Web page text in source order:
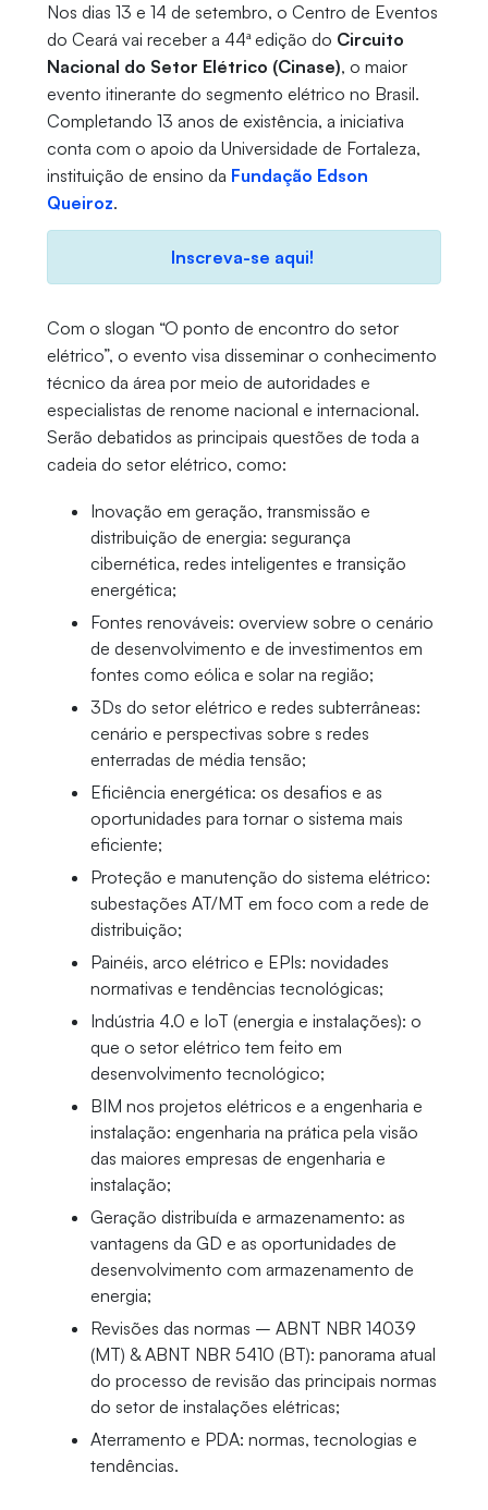
Nos dias 13 e 14 de setembro, o Centro de Eventos
do Ceará vai receber a 44ª edição do Circuito
Nacional do Setor Elétrico (Cinase), o maior
evento itinerante do segmento elétrico no Brasil.
Completando 13 anos de existência, a iniciativa
conta com o apoio da Universidade de Fortaleza,
instituição de ensino da Fundação Edson
Queiroz.
Inscreva-se aqui!
Com o slogan “O ponto de encontro do setor
elétrico”, o evento visa disseminar o conhecimento
técnico da área por meio de autoridades e
especialistas de renome nacional e internacional.
Serão debatidos as principais questões de toda a
cadeia do setor elétrico, como:
Inovação em geração, transmissão e
distribuição de energia: segurança
cibernética, redes inteligentes e transição
energética;
Fontes renováveis: overview sobre o cenário
de desenvolvimento e de investimentos em
fontes como eólica e solar na região;
3Ds do setor elétrico e redes subterrâneas:
cenário e perspectivas sobre s redes
enterradas de média tensão;
Eficiência energética: os desafios e as
oportunidades para tornar o sistema mais
eficiente;
Proteção e manutenção do sistema elétrico:
subestações AT/MT em foco com a rede de
distribuição;
Painéis, arco elétrico e EPIs: novidades
normativas e tendências tecnológicas;
Indústria 4.0 e IoT (energia e instalações): o
que o setor elétrico tem feito em
desenvolvimento tecnológico;
BIM nos projetos elétricos e a engenharia e
instalação: engenharia na prática pela visão
das maiores empresas de engenharia e
instalação;
Geração distribuída e armazenamento: as
vantagens da GD e as oportunidades de
desenvolvimento com armazenamento de
energia;
Revisões das normas – ABNT NBR 14039
(MT) & ABNT NBR 5410 (BT): panorama atual
do processo de revisão das principais normas
do setor de instalações elétricas;
Aterramento e PDA: normas, tecnologias e
tendências.